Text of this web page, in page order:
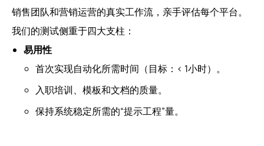
销售团队和营销运营的真实工作流，亲手评估每个平台。
我们的测试侧重于四大支柱：
易用性
首次实现自动化所需时间（目标：< 1小时）。
入职培训、模板和文档的质量。
保持系统稳定所需的“提示工程”量。